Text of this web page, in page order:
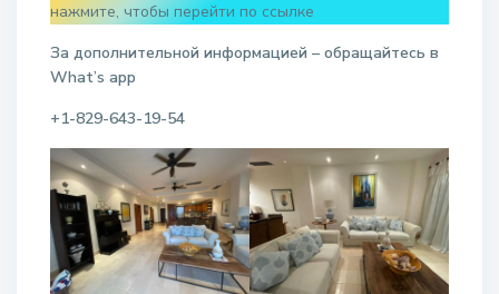
нажмите, чтобы перейти по ссылке
За дополнительной информацией – обращайтесь в
What’s app
+1-829-643-19-54